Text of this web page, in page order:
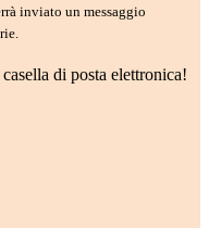
inviato un messaggio
di posta elettronica!